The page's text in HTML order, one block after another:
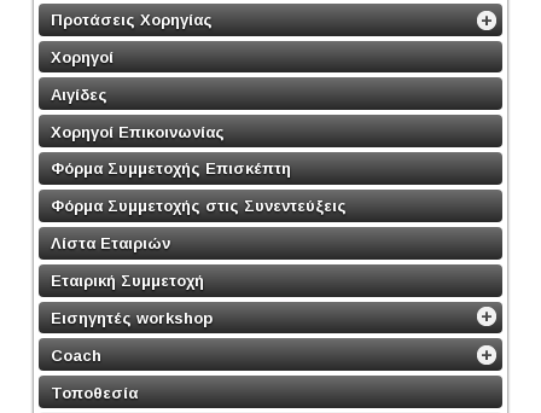
Προτάσεις Χορηγίας
Χορηγοί
Αιγίδες
Χορηγοί Επικοινωνίας
Φόρμα Συμμετοχής Επισκέπτη
Φόρμα Συμμετοχής στις Συνεντεύξεις
Λίστα Εταιριών
Εταιρική Συμμετοχή
Εισηγητές workshop
Coach
Τοποθεσία